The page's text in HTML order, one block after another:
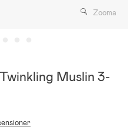
Zooma
Muslin 3-